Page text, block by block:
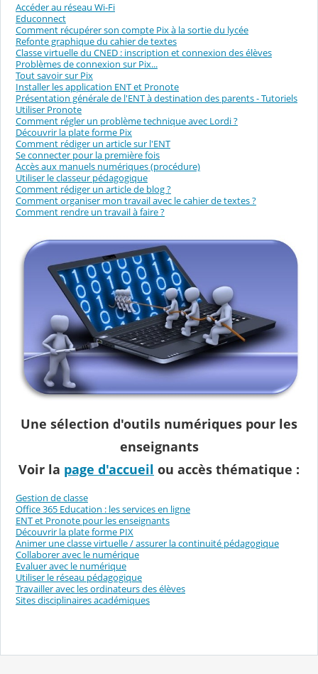
Accéder au réseau Wi-Fi
Educonnect
Comment récupérer son compte Pix à la sortie du lycée
Refonte graphique du cahier de textes
Classe virtuelle du CNED : inscription et connexion des élèves
Problèmes de connexion sur Pix...
Tout savoir sur Pix
Installer les application ENT et Pronote
Présentation générale de l'ENT à destination des parents - Tutoriels
Utiliser Pronote
Comment régler un problème technique avec Lordi ?
Découvrir la plate forme Pix
Comment rédiger un article sur l'ENT
Se connecter pour la première fois
Accès aux manuels numériques (procédure)
Utiliser le classeur pédagogique
Comment rédiger un article de blog ?
Comment organiser mon travail avec le cahier de textes ?
Comment rendre un travail à faire ?
Une sélection d'outils numériques pour les
enseignants
Voir la page d'accueil ou accès thématique :
Gestion de classe
Office 365 Education : les services en ligne
ENT et Pronote pour les enseignants
Découvrir la plate forme PIX
Animer une classe virtuelle / assurer la continuité pédagogique
Collaborer avec le numérique
Evaluer avec le numérique
Utiliser le réseau pédagogique
Travailler avec les ordinateurs des élèves
Sites disciplinaires académiques